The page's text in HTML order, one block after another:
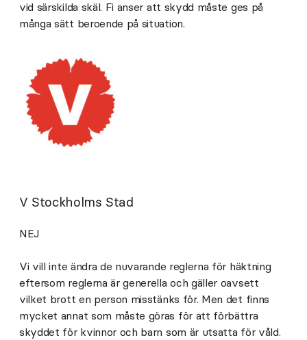
vid särskilda skäl. Fi anser att skydd måste ges på
många sätt beroende på situation.
V Stockholms Stad
NEJ
Vi vill inte ändra de nuvarande reglerna för häktning
eftersom reglerna är generella och gäller oavsett
vilket brott en person misstänks för. Men det finns
mycket annat som måste göras för att förbättra
skyddet för kvinnor och barn som är utsatta för våld.